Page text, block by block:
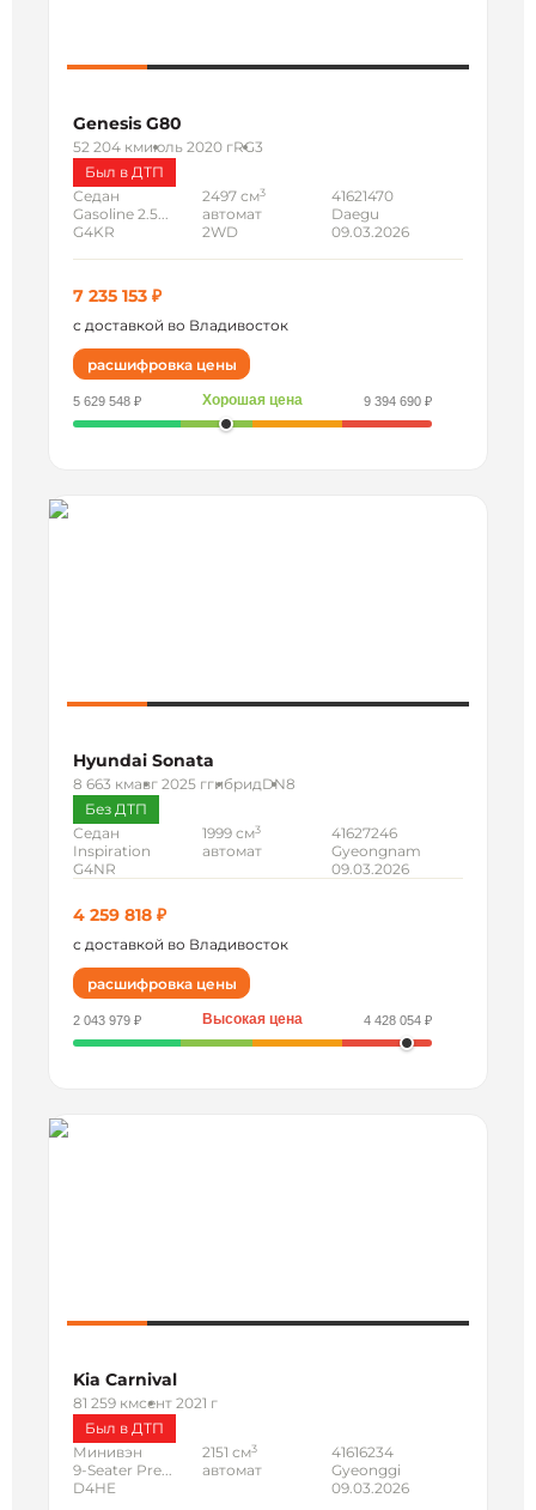
Genesis G80
52 204 кмиюль 2020 гRG3
Был в ДТП
Седан
Gasoline 2.5...
G4KR
2497 см3
автомат
2WD
41621470
Daegu
09.03.2026
7 235 153 ₽
с доставкой во Владивосток
расшифровка цены
5 629 548 ₽ Хорошая цена 9 394 690 ₽
Hyundai Sonata
8 663 кмавг 2025 ггибридDN8
Без ДТП
Седан
Inspiration
G4NR
1999 см3
автомат
41627246
Gyeongnam
09.03.2026
4 259 818 ₽
с доставкой во Владивосток
расшифровка цены
2 043 979 ₽ Высокая цена 4 428 054 ₽
Kia Carnival
81 259 кмсент 2021 г
Был в ДТП
Минивэн
9-Seater Pre...
D4HE
2151 см3
автомат
41616234
Gyeonggi
09.03.2026